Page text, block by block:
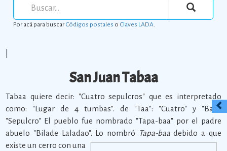
Por acá para buscarCódigos postales o Claves LADA.
San Juan Tabaa
Tabaa quiere decir: "Cuatro sepulcros" que es interpretado
como: "Lugar de 4 tumbas". de "Taa": "Cuatro" y "Baa":
"Sepulcro" El pueblo fue nombrado "Tapa-baa" por el padre
abuelo "Bilade Laladao". Lo nombró Tapa-baadebido a que
existe un cerro con una